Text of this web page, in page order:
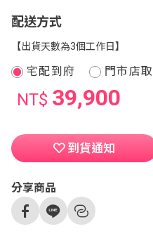
配送方式
【出貨天數為3個工作日】
宅配到府 門市店取
NT$ 39,900
到貨通知
分享商品